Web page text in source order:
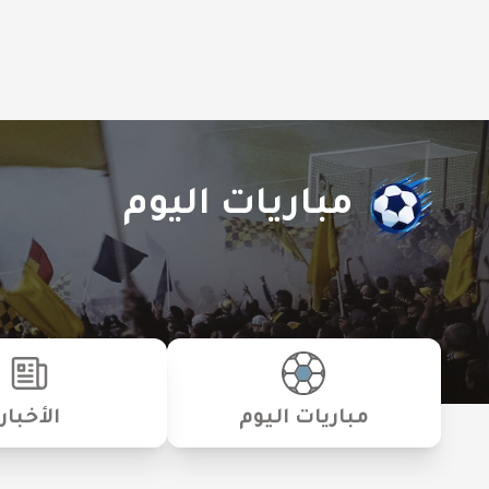
مباريات اليوم
مباريات اليوم الأخبار